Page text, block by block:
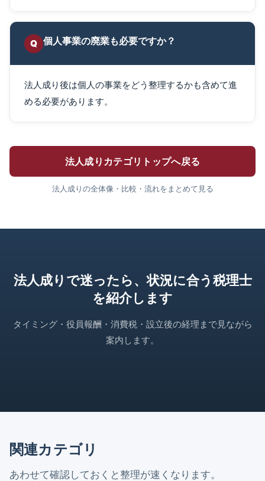
Q 個人事業の廃業も必要ですか？
法人成り後は個人の事業をどう整理するかも含めて進
める必要があります。
法人成りカテゴリトップへ戻る
法人成りの全体像・比較・流れをまとめて見る
法人成りで迷ったら、状況に合う税理士
を紹介します
タイミング・役員報酬・消費税・設立後の経理まで見ながら
案内します。
関連カテゴリ
あわせて確認しておくと整理が速くなります。